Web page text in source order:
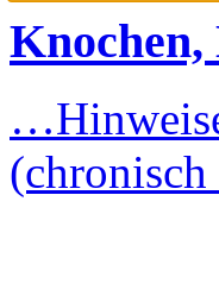
Knochen,